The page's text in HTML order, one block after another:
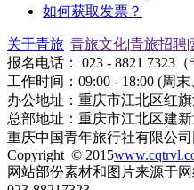
如何获取发票？
关于青旅 |青旅文化|青旅招聘|
报名电话： 023 - 8821 7323
工作时间：09:00 - 18:00 (周
办公地址：重庆市江北区红
总部地址：重庆市江北区建
重庆中国青年旅行社有限公
Copyright © 2015
网站部份素材和图片来源于